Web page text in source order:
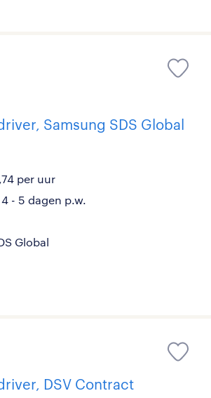
Samsung SDS Global
per uur
- 5 dagen p.w.
Global
DSV Contract